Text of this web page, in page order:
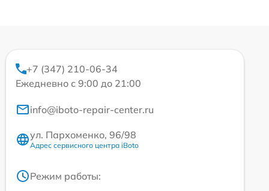
+7 (347) 210-06-34
Ежедневно с 9:00 до 21:00
info@iboto-repair-center.ru
ул. Пархоменко, 96/98
Адрес сервисного центра iBoto
Режим работы: